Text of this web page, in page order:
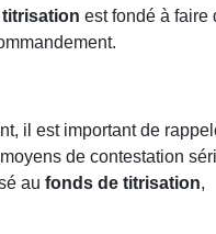
est fondé à faire
il est important de
de contestation
aufonds de titrisation,